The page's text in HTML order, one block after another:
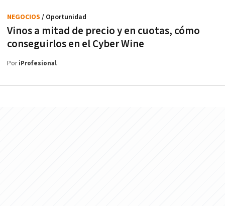
Vinos a mitad de precio y en cuotas, cómo
conseguirlos en el Cyber Wine
NEGOCIOS / Oportunidad
PoriProfesional